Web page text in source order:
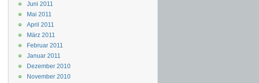
Juni 2011
Mai 2011
April 2011
März 2011
Februar 2011
Januar 2011
Dezember 2010
November 2010